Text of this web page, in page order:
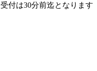
受付は30分前迄となります